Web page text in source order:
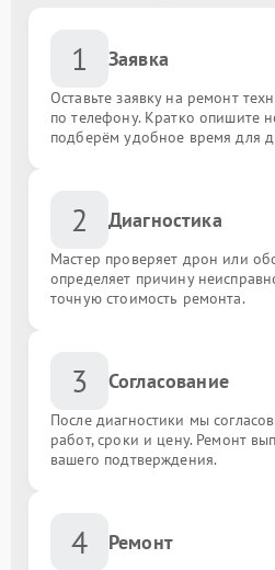
1 Заявка
Оставьте заявку на ремонт
по телефону. Кратко опишите
подберём удобное время для
2 Диагностика
Мастер проверяет дрон или
определяет причину
точную стоимость ремонта.
3 Согласование
После диагностики мы
работ, сроки и цену. Ремонт
вашего подтверждения.
4 Ремонт